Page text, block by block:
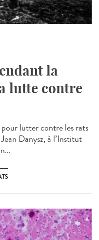
la
lutte contre
lutter contre les rats
Danysz, à l’Institut